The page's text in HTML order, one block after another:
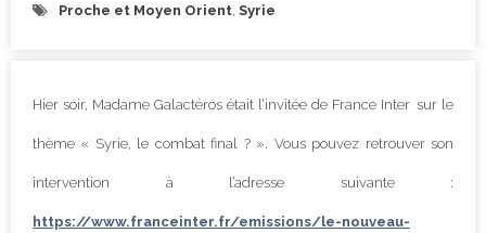
Proche et Moyen Orient Syrie
Hier soir, Madame Galactéros était l’invitée de France Inter sur le
thème « Syrie, le combat final ? ». Vous pouvez retrouver son
intervention à l’adresse suivante :
https://www.franceinter.fr/emissions/le-nouveau-